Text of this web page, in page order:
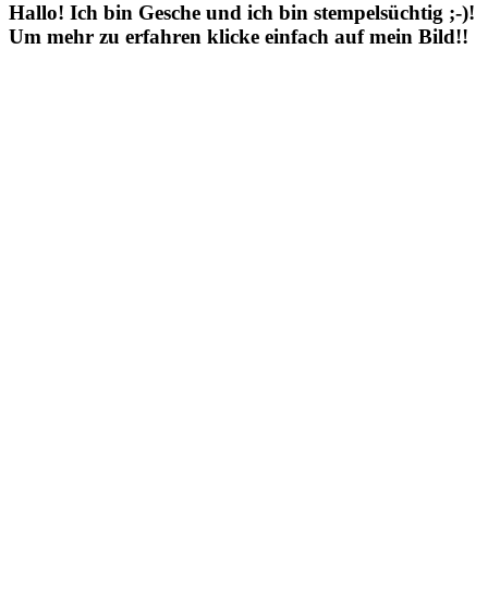
Hallo! Ich bin Gesche und ich bin stempelsüchtig ;-)!
Um mehr zu erfahren klicke einfach auf mein Bild!!